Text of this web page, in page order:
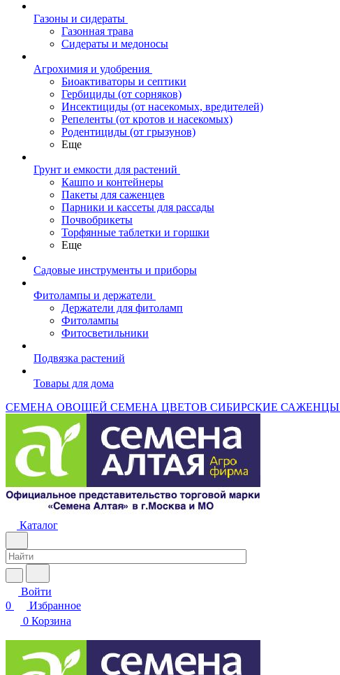
Газоны и сидераты
Газонная трава
Сидераты и медоносы
Агрохимия и удобрения
Биоактиваторы и септики
Гербициды (от сорняков)
Инсектициды (от насекомых, вредителей)
Репеленты (от кротов и насекомых)
Родентициды (от грызунов)
Еще
Грунт и емкости для растений
Кашпо и контейнеры
Пакеты для саженцев
Парники и кассеты для рассады
Почвобрикеты
Торфянные таблетки и горшки
Еще
Садовые инструменты и приборы
Фитолампы и держатели
Держатели для фитоламп
Фитолампы
Фитосветильники
Подвязка растений
Товары для дома
СЕМЕНА ОВОЩЕЙ СЕМЕНА ЦВЕТОВ СИБИРСКИЕ САЖЕНЦЫ
Каталог
Войти
0
Избранное
0 Корзина